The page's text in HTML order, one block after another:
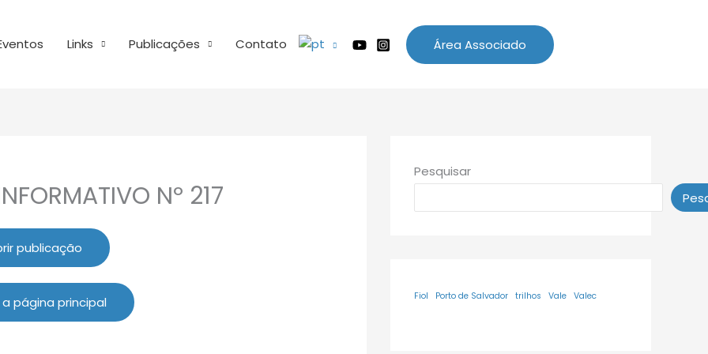
Links Publicações Contato Área Associado
Nº 217
publicação
página principal
Pesquisar
Fiol Porto de Salvador trilhos Vale Valec